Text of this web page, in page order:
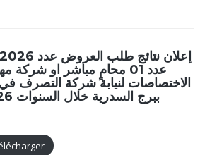
عدد 01 محامٍ مباشر او شركة
الاختصاصات لنيابة شركة التصرف
ببرج السدرية خلال السنوات 2026-2027-2028